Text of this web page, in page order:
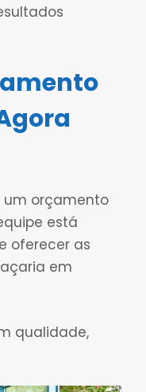
um orçamento
está
oferecer as
em
qualidade,